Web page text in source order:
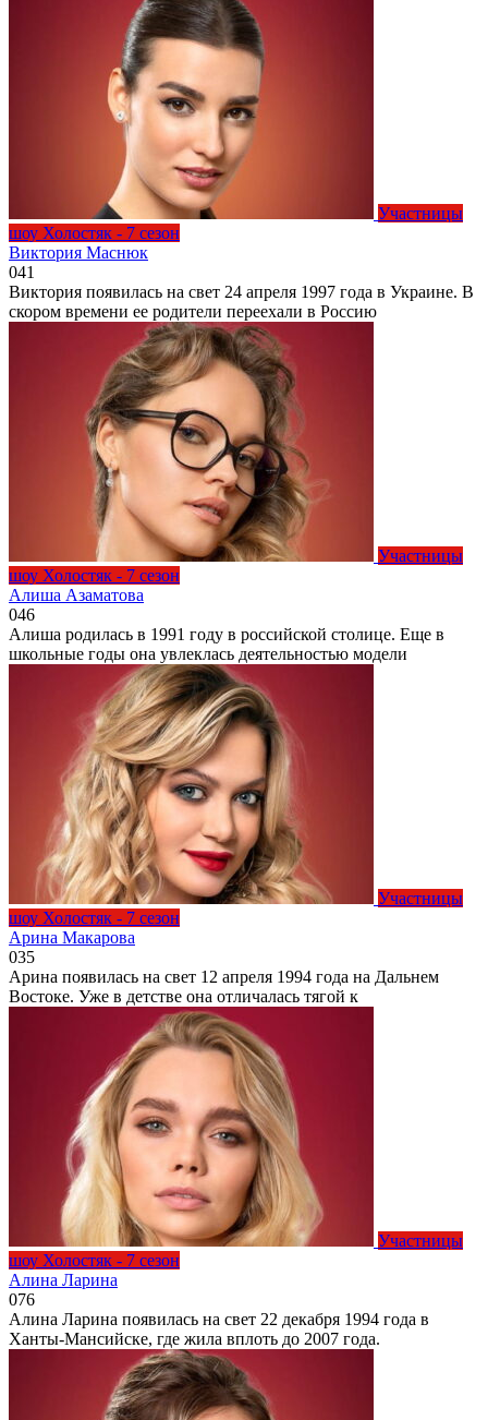
Участницы
шоу Холостяк - 7 сезон
Виктория Маснюк
041
Виктория появилась на свет 24 апреля 1997 года в Украине. В
скором времени ее родители переехали в Россию
Участницы
шоу Холостяк - 7 сезон
Алиша Азаматова
046
Алиша родилась в 1991 году в российской столице. Еще в
школьные годы она увлеклась деятельностью модели
Участницы
шоу Холостяк - 7 сезон
Арина Макарова
035
Арина появилась на свет 12 апреля 1994 года на Дальнем
Востоке. Уже в детстве она отличалась тягой к
Участницы
шоу Холостяк - 7 сезон
Алина Ларина
076
Алина Ларина появилась на свет 22 декабря 1994 года в
Ханты-Мансийске, где жила вплоть до 2007 года.